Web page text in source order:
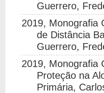
Guerrero,
2019, Monografia
de Distância
Guerrero,
2019, Monografia
Proteção na
Primária,